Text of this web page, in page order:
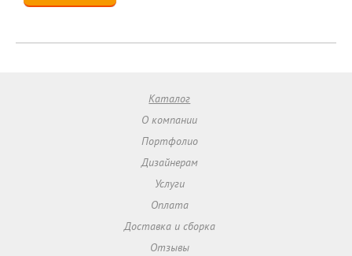
Каталог
О компании
Портфолио
Дизайнерам
Услуги
Оплата
Доставка и сборка
Отзывы